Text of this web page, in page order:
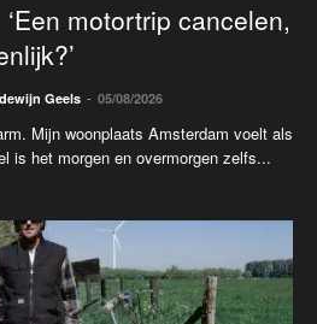
motortrip cancelen,
Geels - 05/08/2026
Mijn woonplaats Amsterdam voelt als
is het morgen en overmorgen zelfs...